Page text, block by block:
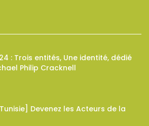
: Trois entités, Une identité, dédié
Philip Cracknell
Devenez les Acteurs de la